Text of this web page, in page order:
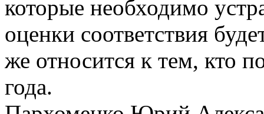
которые необходимо
оценки соответствия
же относится к тем, кто
года.